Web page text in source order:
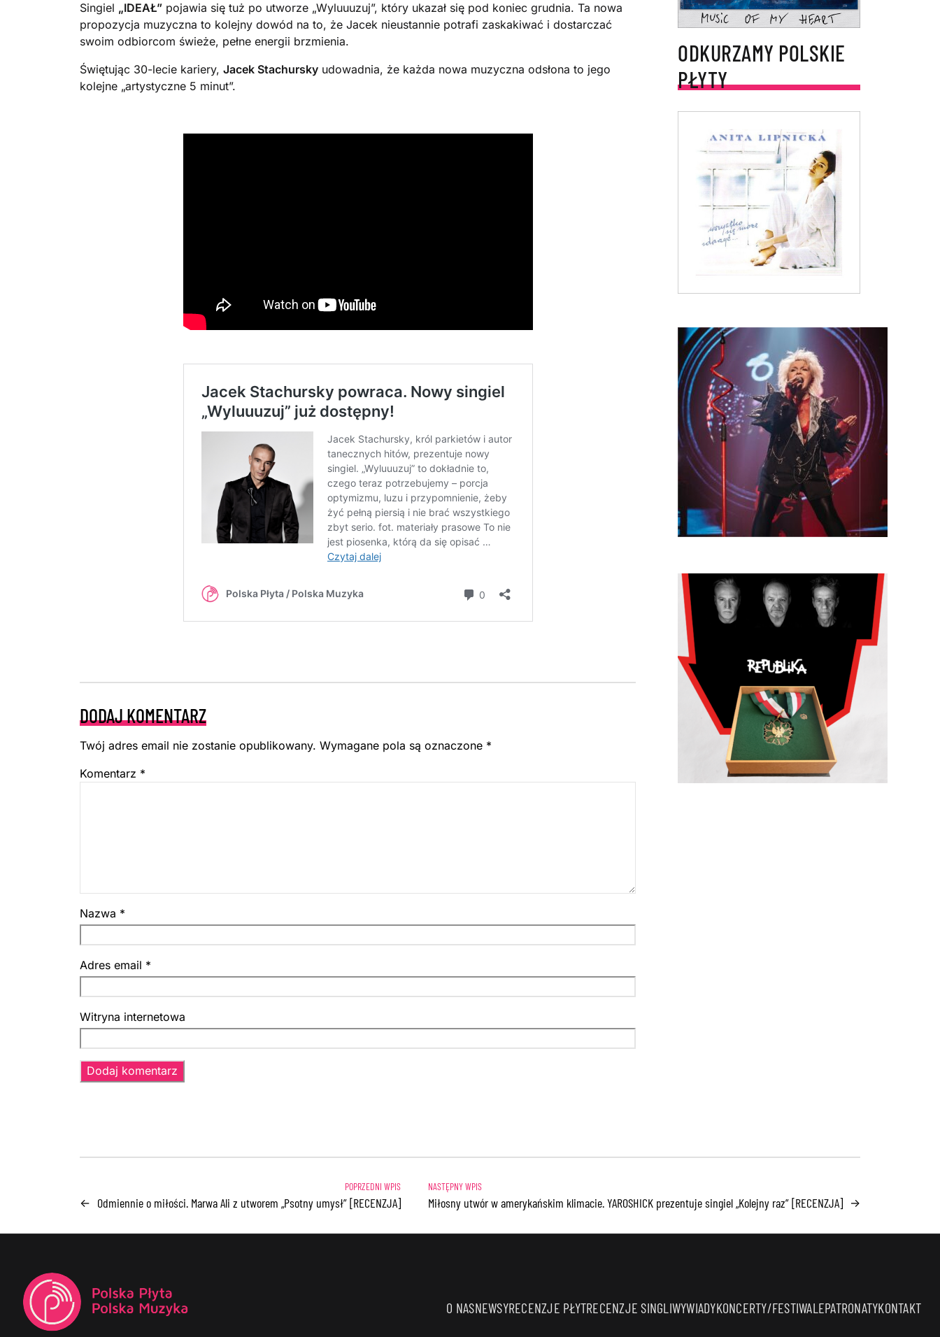
Singiel „IDEAŁ” pojawia się tuż po utworze „Wyluuuzuj”, który ukazał się pod koniec grudnia. Ta nowa
propozycja muzyczna to kolejny dowód na to, że Jacek nieustannie potrafi zaskakiwać i dostarczać
swoim odbiorcom świeże, pełne energii brzmienia.
Świętując 30-lecie kariery, Jacek Stachursky udowadnia, że każda nowa muzyczna odsłona to jego
kolejne „artystyczne 5 minut”.
DODAJ KOMENTARZ
Twój adres email nie zostanie opublikowany. Wymagane pola są oznaczone *
Komentarz *
Nazwa *
Adres email *
Witryna internetowa
ODKURZAMY POLSKIE
PŁYTY
← Odmiennie o miłości. Marwa Ali z utworem „Psotny umysł” [RECENZJA] Miłosny utwór w amerykańskim klimacie. YAROSHICK prezentuje singiel „Kolejny raz” [RECENZJA] →
O NASNEWSYRECENZJE PŁYTRECENZJE SINGLIWYWIADYKONCERTY/FESTIWALEPATRONATYKONTAKT